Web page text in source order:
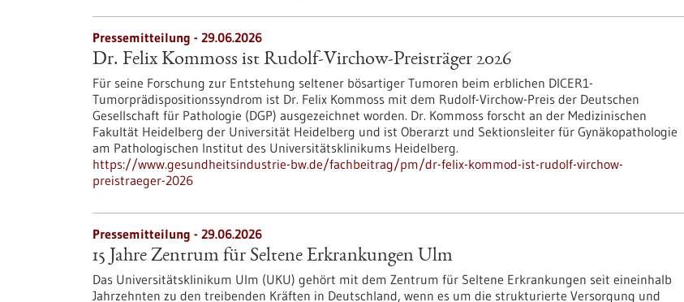
Pressemitteilung - 29.06.2026
Dr. Felix Kommoss ist Rudolf-Virchow-Preisträger 2026
Für seine Forschung zur Entstehung seltener bösartiger Tumoren beim erblichen DICER1-
Tumorprädispositionssyndrom ist Dr. Felix Kommoss mit dem Rudolf-Virchow-Preis der Deutschen
Gesellschaft für Pathologie (DGP) ausgezeichnet worden. Dr. Kommoss forscht an der Medizinischen
Fakultät Heidelberg der Universität Heidelberg und ist Oberarzt und Sektionsleiter für Gynäkopathologie
am Pathologischen Institut des Universitätsklinikums Heidelberg.
https://www.gesundheitsindustrie-bw.de/fachbeitrag/pm/dr-felix-kommod-ist-rudolf-virchow-
preistraeger-2026
Pressemitteilung - 29.06.2026
15 Jahre Zentrum für Seltene Erkrankungen Ulm
Das Universitätsklinikum Ulm (UKU) gehört mit dem Zentrum für Seltene Erkrankungen seit eineinhalb
Jahrzehnten zu den treibenden Kräften in Deutschland, wenn es um die strukturierte Versorgung und